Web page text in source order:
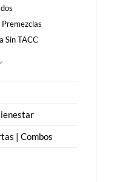
Sin TACC
| Combos